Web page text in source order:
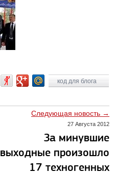
код для блога
Следующая новость →
27 Августа 2012
За минувшие
выходные произошло
17 техногенных